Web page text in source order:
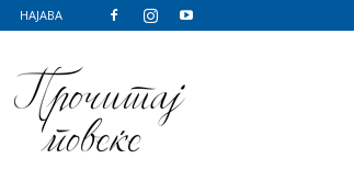
НАЈАВА